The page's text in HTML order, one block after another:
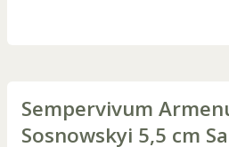
Sempervivum
Sosnowskyi 5,5 cm